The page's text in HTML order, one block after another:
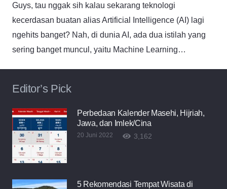
Guys, tau nggak sih kalau sekarang teknologi
kecerdasan buatan alias Artificial Intelligence (AI) lagi
ngehits banget? Nah, di dunia AI, ada dua istilah yang
sering banget muncul, yaitu Machine Learning…
Editor’s Pick
Perbedaan Kalender Masehi, Hijriah,
Jawa, dan Imlek/Cina
20 Juni 2022 3,162
5 Rekomendasi Tempat Wisata di